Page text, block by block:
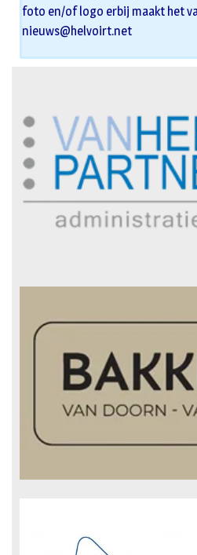
foto en/of logo erbij maakt het
nieuws@helvoirt.net